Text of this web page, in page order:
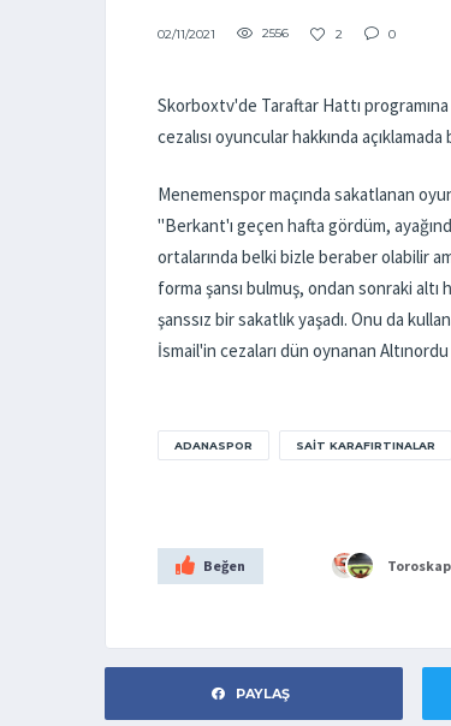
02/11/2021 2556 2 0
Skorboxtv'de Taraftar Hattı
cezalısı oyuncular hakkında
Menemenspor maçında sakatlanan
"Berkant'ı geçen hafta gördüm,
ortalarında belki bizle beraber olabilir
forma şansı bulmuş, ondan sonraki
şanssız bir sakatlık yaşadı. Onu da
İsmail'in cezaları dün oynanan Altınordu
ADANASPOR SAIT KARAFIRTINALAR
Beğen
PAYLAŞ